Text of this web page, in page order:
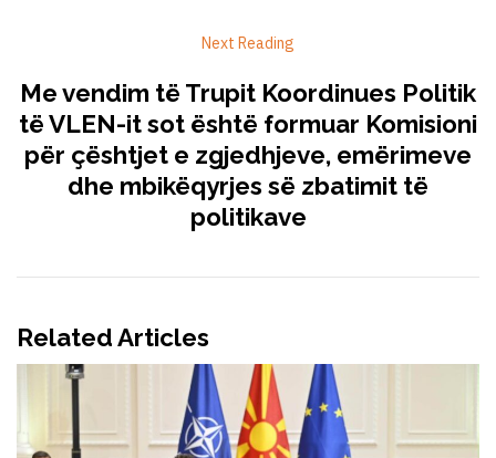
Next Reading
Me vendim të Trupit Koordinues Politik
të VLEN-it sot është formuar Komisioni
për çështjet e zgjedhjeve, emërimeve
dhe mbikëqyrjes së zbatimit të
politikave
Related Articles